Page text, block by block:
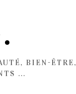
BIEN-ÊTRE,
…